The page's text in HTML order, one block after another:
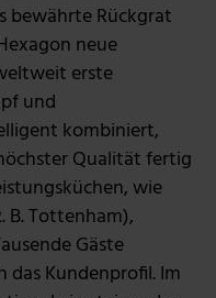
bewährte Rückgrat
neue
erste
und
kombiniert,
Qualität fertig
wie
B. Tottenham),
Gäste
das Kundenprofil. Im